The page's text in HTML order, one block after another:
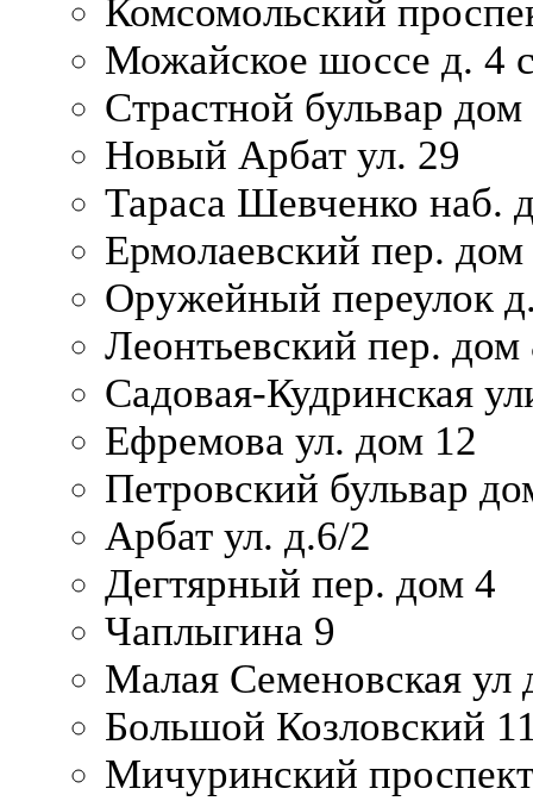
Комсомольский
Можайское шоссе д. 4
Страстной бульвар дом
Новый Арбат ул. 29
Тараса Шевченко наб.
Ермолаевский пер. дом
Оружейный переулок
Леонтьевский пер. дом
Садовая-Кудринская
Ефремова ул. дом 12
Петровский бульвар
Арбат ул. д.6/2
Дегтярный пер. дом 4
Чаплыгина 9
Малая Семеновская ул
Большой Козловский
Мичуринский